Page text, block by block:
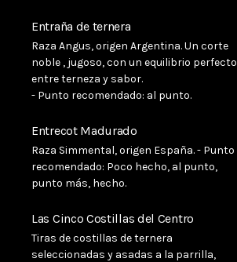
Entraña de ternera
Raza Angus, origen Argentina. Un corte
noble , jugoso, con un equilibrio perfecto
entre terneza y sabor.
- Punto recomendado: al punto.
Entrecot Madurado
Raza Simmental, origen España. - Punto
recomendado: Poco hecho, al punto,
punto más, hecho.
Las Cinco Costillas del Centro
Tiras de costillas de ternera
seleccionadas y asadas a la parrilla,